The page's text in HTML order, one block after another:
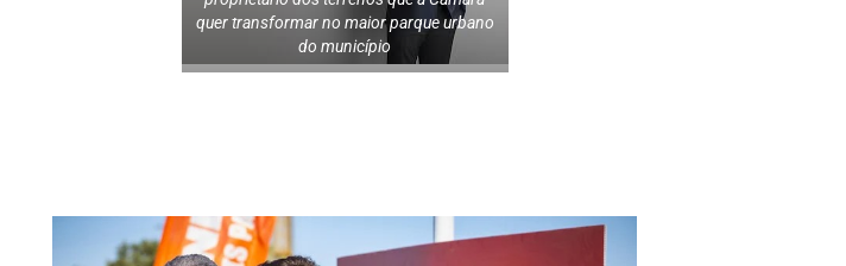
quer transformar no maior parque urbano
do município